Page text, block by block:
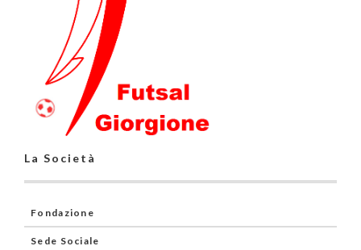
La Società
Fondazione
Sede Sociale